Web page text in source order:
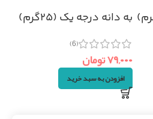
به دانه درجه یک (۲۵گرم)
(6)
۷۹,۰۰۰تومان
افزودن به سبد خرید